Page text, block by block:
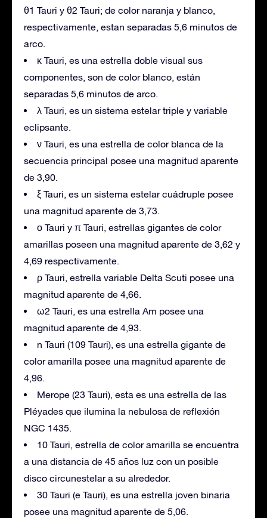
θ1 Tauri y θ2 Tauri; de color naranja y blanco,
respectivamente, estan separadas 5,6 minutos de
arco.
κ Tauri, es una estrella doble visual sus
componentes, son de color blanco, están
separadas 5,6 minutos de arco.
λ Tauri, es un sistema estelar triple y variable
eclipsante.
ν Tauri, es una estrella de color blanca de la
secuencia principal posee una magnitud aparente
de 3,90.
ξ Tauri, es un sistema estelar cuádruple posee
una magnitud aparente de 3,73.
ο Tauri y π Tauri, estrellas gigantes de color
amarillas poseen una magnitud aparente de 3,62 y
4,69 respectivamente.
ρ Tauri, estrella variable Delta Scuti posee una
magnitud aparente de 4,66.
ω2 Tauri, es una estrella Am posee una
magnitud aparente de 4,93.
n Tauri (109 Tauri), es una estrella gigante de
color amarilla posee una magnitud aparente de
4,96.
Merope (23 Tauri), esta es una estrella de las
Pléyades que ilumina la nebulosa de reflexión
NGC 1435.
10 Tauri, estrella de color amarilla se encuentra
a una distancia de 45 años luz con un posible
disco circunestelar a su alrededor.
30 Tauri (e Tauri), es una estrella joven binaria
posee una magnitud aparente de 5,06.